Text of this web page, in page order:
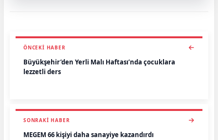
ÖNCEKI HABER
Büyükşehir’den Yerli Malı Haftası’nda çocuklara
lezzetli ders
SONRAKI HABER
MEGEM 66 kişiyi daha sanayiye kazandırdı